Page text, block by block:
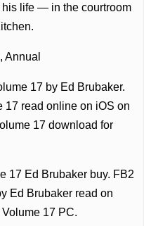
his life — in the courtroom
Annual
17 by Ed Brubaker.
17 read online on iOS on
17 download for
17 Ed Brubaker buy. FB2
Ed Brubaker read on
17 PC.